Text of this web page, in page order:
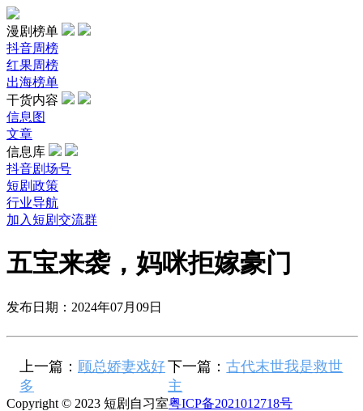
漫剧榜单
抖音周榜
红果周榜
出海榜单
干货内容
信息图
文章
信息库
抖音剧场号
短剧政策
行业导航
加入短剧交流群
五宝来袭，妈咪拒嫁豪门
发布日期：2024年07月09日
上一篇： 顾总娇妻戏好
多
下一篇：古代末世我是救世
主
Copyright © 2023 短剧自习室粤ICP备2021012718号